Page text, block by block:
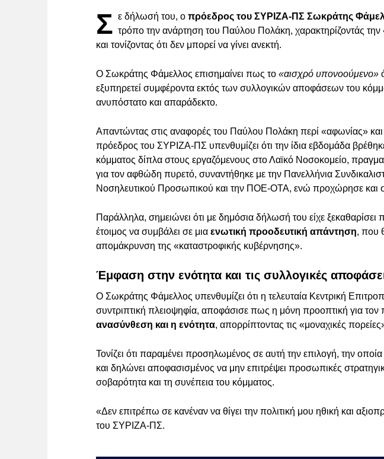
Σ ε δήλωσή του, ο πρόεδρος του ΣΥΡΙΖΑ-ΠΣ Σωκράτης
τρόπο την ανάρτηση του Παύλου Πολάκη, χαρακτηρίζοντάς την
και τονίζοντας ότι δεν μπορεί να γίνει ανεκτή.
Ο Σωκράτης Φάμελλος επισημαίνει πως το «αισχρό υπονοούμενο»
εξυπηρετεί συμφέροντα εκτός των συλλογικών αποφάσεων του
ανυπόστατο και απαράδεκτο.
Απαντώντας στις αναφορές του Παύλου Πολάκη περί «αφωνίας»
πρόεδρος του ΣΥΡΙΖΑ-ΠΣ υπενθυμίζει ότι την ίδια εβδομάδα
κόμματος δίπλα στους εργαζόμενους στο Λαϊκό Νοσοκομείο,
για τον αφθώδη πυρετό, συναντήθηκε με την Πανελλήνια
Νοσηλευτικού Προσωπικού και την ΠΟΕ-ΟΤΑ, ενώ προχώρησε και
Παράλληλα, σημειώνει ότι με δημόσια δήλωσή του είχε
έτοιμος να συμβάλει σε μια ενωτική προοδευτική απάντηση, που
απομάκρυνση της «καταστροφικής κυβέρνησης».
Έμφαση στην ενότητα και τις συλλογικές
Ο Σωκράτης Φάμελλος υπενθυμίζει ότι η τελευταία Κεντρική
συντριπτική πλειοψηφία, αποφάσισε πως η μόνη προοπτική για τον
ανασύνθεση και η ενότητα, απορρίπτοντας τις «μοναχικές
Τονίζει ότι παραμένει προσηλωμένος σε αυτή την επιλογή, την
και δηλώνει αποφασισμένος να μην επιτρέψει προσωπικές
σοβαρότητα και τη συνέπεια του κόμματος.
«Δεν επιτρέπω σε κανέναν να θίγει την πολιτική μου ηθική και
του ΣΥΡΙΖΑ-ΠΣ.